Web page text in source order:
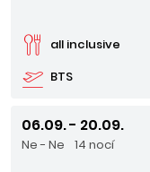
BTS
all inclusive
06.09. - 20.09.
Ne - Ne 14 nocí